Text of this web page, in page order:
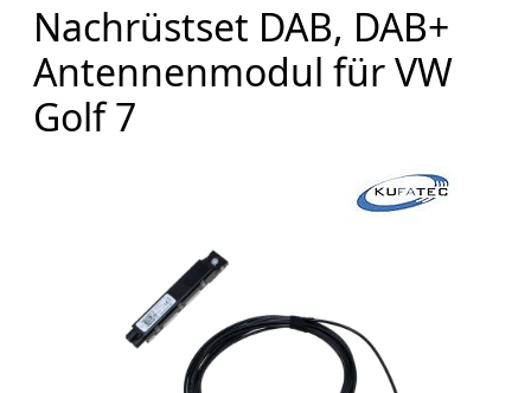
Nachrüstset DAB, DAB+
Antennenmodul für VW
Golf 7